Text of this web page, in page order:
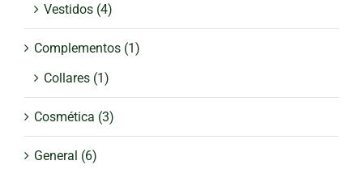
Vestidos (4)
Complementos (1)
Collares (1)
Cosmética (3)
General (6)